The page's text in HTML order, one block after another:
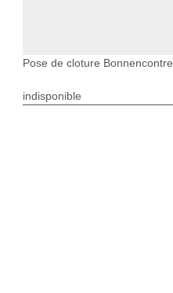
Pose de cloture Bonnencontre
indisponible